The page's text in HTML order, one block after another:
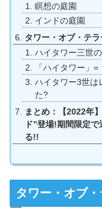
瞑想の庭園
インドの庭園
タワー・オブ・テ
ハイタワー三世
「ハイタワー」
ハイタワー3世は
た?
まとめ：【2022年
ド”登場!期間限定
る!!
タワー・オブ